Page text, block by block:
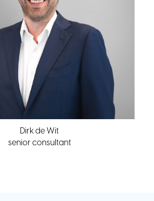
Dirk de Wit
senior consultant